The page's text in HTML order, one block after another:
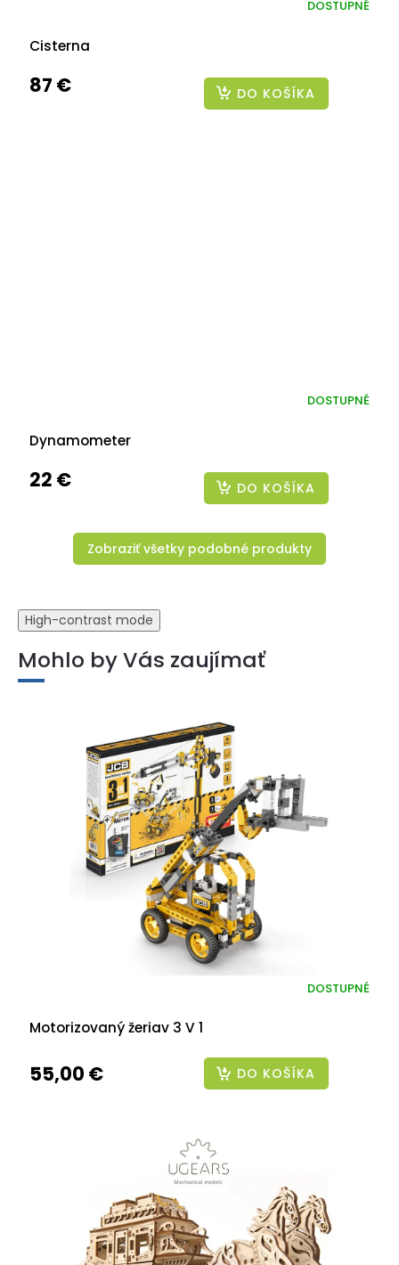
Cisterna
DOSTUPNÉ
87 € DO KOŠÍKA
Dynamometer
DOSTUPNÉ
22 € DO KOŠÍKA
Zobraziť všetky podobné produkty
High-contrast mode
Mohlo by Vás zaujímať
Motorizovaný žeriav 3 V 1
DOSTUPNÉ
55,00 € DO KOŠÍKA